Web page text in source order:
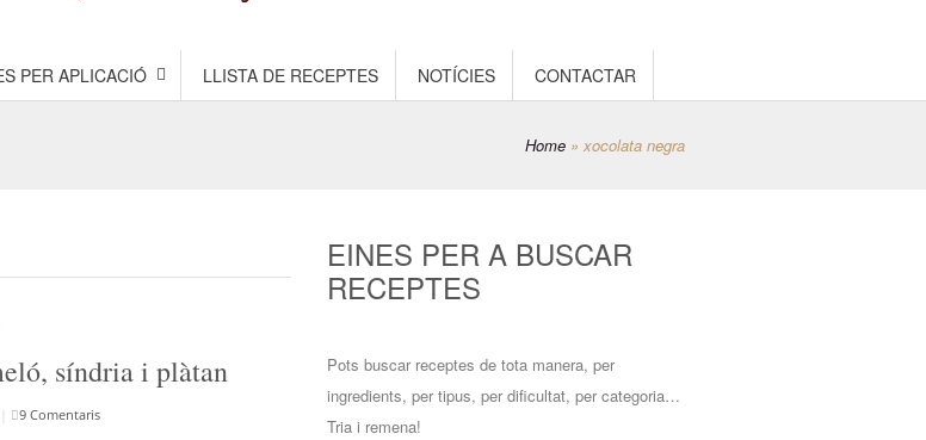
PER APLICACIÓ LLISTA DE RECEPTES NOTÍCIES CONTACTAR
Home » xocolata negra
síndria i plàtan
9 Comentaris
EINES PER A BUSCAR
RECEPTES
Pots buscar receptes de tota manera, per
ingredients, per tipus, per dificultat, per categoria…
Tria i remena!